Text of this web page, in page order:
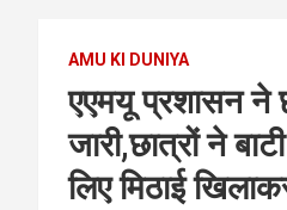
AMU KI DUNIYA
एएमयू प्रशासन ने
जारी,छात्रों ने
लिए मिठाई